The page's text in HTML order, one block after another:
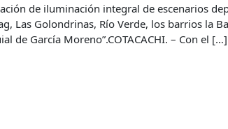
de iluminación integral de escenarios
Las Golondrinas, Río Verde, los barrios la
de García Moreno”.COTACACHI. – Con el […]